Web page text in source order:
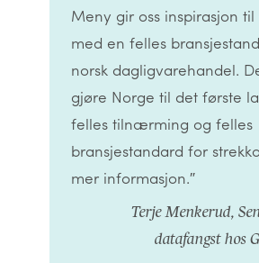
Meny gir oss inspirasjon til
med en felles
norsk dagligvarehandel.
gjøre Norge til det første
felles tilnærming og felles
bransjestandard for
mer informasjon.″
Terje Menkerud,
datafangst hos